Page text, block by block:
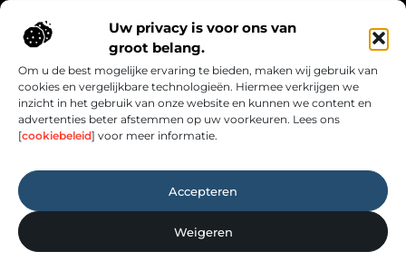
Uw privacy is voor ons van
groot belang.
Om u de best mogelijke ervaring te bieden, maken wij gebruik van
cookies en vergelijkbare technologieën. Hiermee verkrijgen we
inzicht in het gebruik van onze website en kunnen we content en
advertenties beter afstemmen op uw voorkeuren. Lees ons
[cookiebeleid] voor meer informatie.
Accepteren
Weigeren
Attentwonen.nl nodigt je uit om met zorg en
verwondering naar je leefomgeving te kijken.
Inspirerende blogs die het alledaagse verrijken.
Onze informatie
Bericht categorie